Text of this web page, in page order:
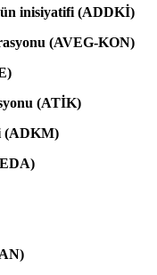
inisiyatifi (ADDKİ)
(AVEG-KON)
(ATİK)
(ADKM)